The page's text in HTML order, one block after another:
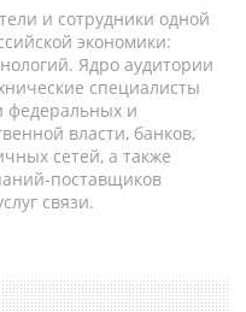
и сотрудники одной
экономики:
Ядро аудитории
специалисты
федеральных и
власти, банков,
сетей, а также
поставщиков
связи.